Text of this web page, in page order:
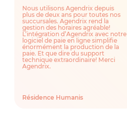
Nous utilisons Agendrix depuis
plus de deux ans pour toutes nos
succursales. Agendrix rend la
gestion des horaires agréable!
L’intégration d’Agendrix avec notre
logiciel de paie en ligne simplifie
énormément la production de la
paie. Et que dire du support
technique extraordinaire! Merci
Agendrix.
Résidence Humanis